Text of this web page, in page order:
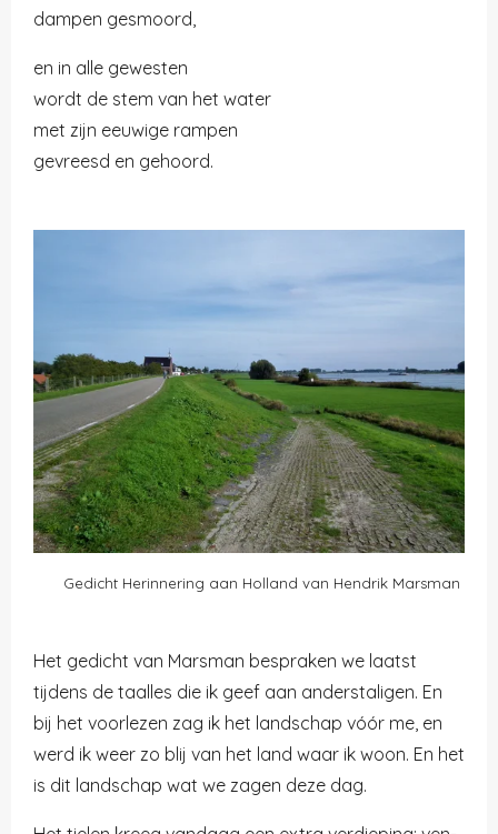
dampen gesmoord,
en in alle gewesten
wordt de stem van het water
met zijn eeuwige rampen
gevreesd en gehoord.
Gedicht Herinnering aan Holland van Hendrik Marsman
Het gedicht van Marsman bespraken we laatst
tijdens de taalles die ik geef aan anderstaligen. En
bij het voorlezen zag ik het landschap vóór me, en
werd ik weer zo blij van het land waar ik woon. En het
is dit landschap wat we zagen deze dag.